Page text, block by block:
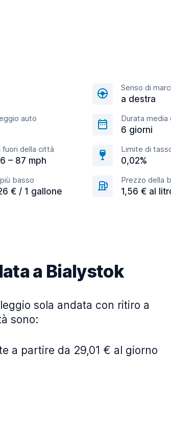
Senso di
a destra
auto Durata media
6 giorni
della città
– 87 mph
Limite di
0,02%
basso
€ / 1 gallone
Prezzo della
1,56 € al
a Bialystok
sola andata con ritiro a
sono:
a partire da 29,01 € al giorno